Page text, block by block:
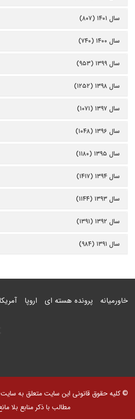
سال ۱۴۰۱ (۸۰۷)
سال ۱۴۰۰ (۷۴۰)
سال ۱۳۹۹ (۹۵۳)
سال ۱۳۹۸ (۱۲۵۲)
سال ۱۳۹۷ (۱۰۷۱)
سال ۱۳۹۶ (۱۰۴۸)
سال ۱۳۹۵ (۱۱۸۰)
سال ۱۳۹۴ (۱۴۱۷)
سال ۱۳۹۳ (۱۱۴۴)
سال ۱۳۹۲ (۱۳۹۱)
سال ۱۳۹۱ (۹۸۴)
خاورمیانه پرونده هسته ای اروپا آمریکا
© کلیه حقوق قانونی این سایت متعلق به سایت
مطالب با ذکر منابع بلا